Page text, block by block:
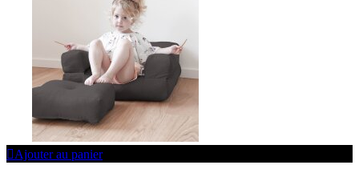
Ajouter au panier